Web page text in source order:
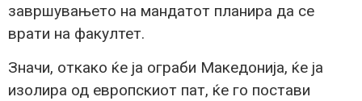
завршувањето на мандатот планира да се
врати на факултет.
Значи, откако ќе ја ограби Македонија, ќе ја
изолира од европскиот пат, ќе го постави